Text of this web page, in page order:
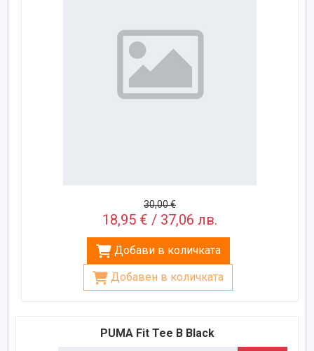
30,00 €
18,95 € / 37,06 лв.
Добави в количката
Добавен в количката
PUMA Fit Tee B Black